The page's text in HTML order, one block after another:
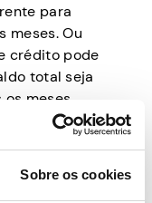
Sobre os cookies
para
meses. Ou
crédito pode
total seja
meses.
lo a pagar
metas de
de forma